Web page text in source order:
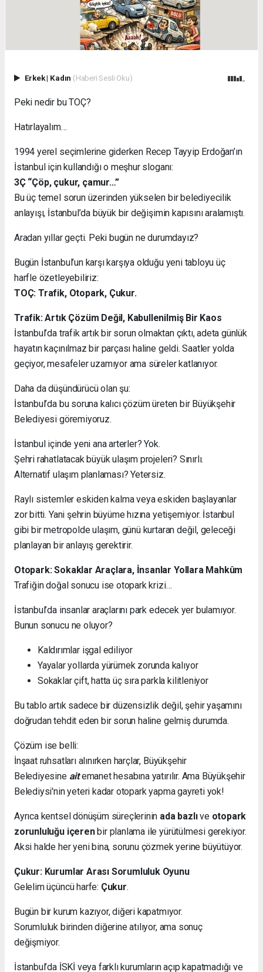
Erkek| Kadın (Haberi Sesli Oku)
Peki nedir bu TOÇ?
Hatırlayalım…
1994 yerel seçimlerine giderken Recep Tayyip Erdoğan’ın
İstanbul için kullandığı o meşhur sloganı:
3Ç “Çöp, çukur, çamur…”
Bu üç temel sorun üzerinden yükselen bir belediyecilik
anlayışı, İstanbul’da büyük bir değişimin kapısını aralamıştı.
Aradan yıllar geçti. Peki bugün ne durumdayız?
Bugün İstanbul’un karşı karşıya olduğu yeni tabloyu üç
harfle özetleyebiliriz:
TOÇ: Trafik, Otopark, Çukur.
Trafik: Artık Çözüm Değil, Kabullenilmiş Bir Kaos
İstanbul’da trafik artık bir sorun olmaktan çıktı, adeta günlük
hayatın kaçınılmaz bir parçası haline geldi. Saatler yolda
geçiyor, mesafeler uzamıyor ama süreler katlanıyor.
Daha da düşündürücü olan şu:
İstanbul’da bu soruna kalıcı çözüm üreten bir Büyükşehir
Belediyesi göremiyoruz.
İstanbul içinde yeni ana arterler? Yok.
Şehri rahatlatacak büyük ulaşım projeleri? Sınırlı.
Alternatif ulaşım planlaması? Yetersiz.
Raylı sistemler eskiden kalma veya eskiden başlayanlar
zor bitti. Yani şehrin büyüme hızına yetişemiyor. İstanbul
gibi bir metropolde ulaşım, günü kurtaran değil, geleceği
planlayan bir anlayış gerektirir.
Otopark: Sokaklar Araçlara, İnsanlar Yollara Mahkûm
Trafiğin doğal sonucu ise otopark krizi…
İstanbul’da insanlar araçlarını park edecek yer bulamıyor.
Bunun sonucu ne oluyor?
Kaldırımlar işgal ediliyor
Yayalar yollarda yürümek zorunda kalıyor
Sokaklar çift, hatta üç sıra parkla kilitleniyor
Bu tablo artık sadece bir düzensizlik değil, şehir yaşamını
doğrudan tehdit eden bir sorun haline gelmiş durumda.
Çözüm ise belli:
İnşaat ruhsatları alınırken harçlar, Büyükşehir
Belediyesine aitemanet hesabına yatırılır. Ama Büyükşehir
Belediysi'nin yeteri kadar otopark yapma gayreti yok!
Ayrıca kentsel dönüşüm süreçlerinin ada bazlıve otopark
zorunluluğu içerenbir planlama ile yürütülmesi gerekiyor.
Aksi halde her yeni bina, sorunu çözmek yerine büyütüyor.
Çukur: Kurumlar Arası Sorumluluk Oyunu
Gelelim üçüncü harfe: Çukur.
Bugün bir kurum kazıyor, diğeri kapatmıyor.
Sorumluluk birinden diğerine atılıyor, ama sonuç
değişmiyor.
İstanbul’da İSKİ veya farklı kurumların açıp kapatmadığı ve